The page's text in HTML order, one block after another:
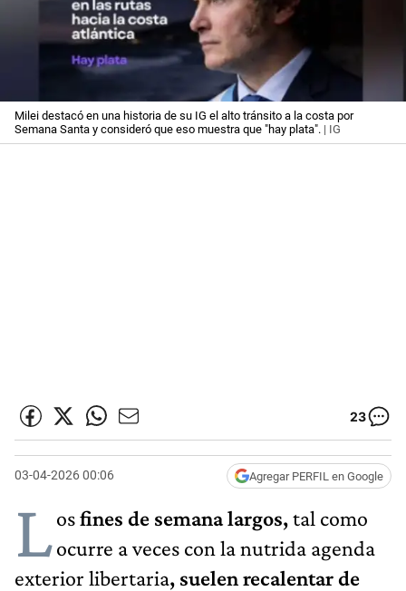
Milei destacó en una historia de su IG el alto tránsito a la costa por
Semana Santa y consideró que eso muestra que "hay plata". | IG
23
03-04-2026 00:06 Agregar PERFIL en Google
Losfines de semana largos,tal como
ocurre a veces con la nutrida agenda
exterior libertaria, suelen recalentar de